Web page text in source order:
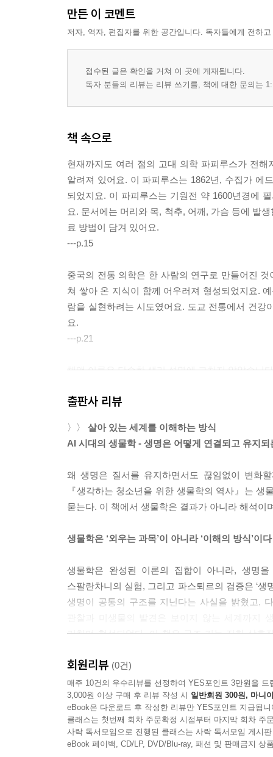
식물 기록의 시작, 점토판과 파피루스 103
신화에서 약으로, 신농씨와 본초의 시작 105
식물학의 아버지, 테오프라스토스 107
이슬람 식물학 112
식물에 이름과 주소를 붙인 클루시우스 116
식물에도 성(性)이 있다 117
생각의 가지 121
6장 곤충 관찰과 발견의 역사 123
경이로움에서 상징으로, 고대 곤충학 125
고대 중국의 곤충학 127
아리스토텔레스의 곤충 연구 129
테오프라스토스와 식물 - 곤충 관계의 관찰 130
유럽을 덮친 흑사병의 생물학 131
근대 곤충학의 탄생 143
파브르, 관찰이 예술이 되다 146
현미경에서 밭으로, 과학이 땅을 만나다 148
생각의 가지 153
7장 세포, 생명의 기본 단위 155
보이지 않던 세계에서 생명의 언어까지 156
세포라는 이름의 탄생 161
생명의 기본 단위, 세포 163
세포 속 또 하나의 세계 166
감각에서 인식으로, 생리학의 탄생 180
뇌, 고대 이집트 사람들은 어떻게 생각했을까? 181
뇌, 고대 그리스 사람들은 어떻게 생각했을까? 182
만든 이 코멘트
저자, 역자, 편집자를 위한 공간입니다. 독자들에게 전하
접수된 글은 확인을 거쳐 이 곳에 게재됩니다.
독자 분들의 리뷰는 리뷰 쓰기를, 책에 대한 문의는
책 속으로
현재까지도 여러 점의 고대 의학 파피루스가 전
알려져 있어요. 이 파피루스는 1862년, 수집가 에
되었지요. 이 파피루스는 기원전 약 1600년경에
요. 문서에는 머리와 목, 척추, 어깨, 가슴 등에 발
료 방법이 담겨 있어요.
---p.15
중국의 전통 의학은 한 사람의 연구로 만들어진
쳐 쌓아 온 지식이 함께 어우러져 형성되었지요.
람을 실현하려는 시도였어요. 도교 전통에서 건
요.
---p.21
체액 이론은 단순한 생리 설명에 그치지 않았습니
려는 일종의 환경의학적 사고였다고 볼 수 있어
으로 이루어졌지요.
---p.33
『의학 정전』은 총 다섯 권으로 구성되어 있어
고, 제2권과 제3권에서는 약물과 개별 질병의 원
다루었으며, 제5권에서는 여러 약재를 조합한 복
‘고대 로마의 의학자 켈수스를 넘어서는 자’라는
지요.
---p.87
못했습니다. 이 혼란 속에서 식물마다 이름과 주
---p.116
이 실험을 통해 레디는 아주 중요한 사실을 밝혀
라는 점이었지요. 또한 유충은 먹이를 직접 먹어
했어요.
출판사 리뷰
〉〉
살아 있는 세계를 이해하는 방식
AI 시대의 생물학 - 생명은 어떻게 연결되고 유지되
왜 생명은 질서를 유지하면서도 끊임없이 변화
『생각하는 청소년을 위한 생물학의 역사』는
묻는다. 이 책에서 생물학은 결과가 아니라 해석
생물학은 ‘외우는 과목’이 아니라 ‘이해의 방식’이다
생물학은 완성된 이론의 집합이 아니라, 생명
스팔란차니의 실험, 그리고 파스퇴르의 검증은 ‘
생명이 공통의 구조를 지닌다는 사실을 밝혔고,
거치며 형성되었다. 이 책은 구조·기능·진화·상
작은 실험실의 질문이 세상을 바꾸다
보이지 않는 존재를 상상하고, 생명의 공통 구
이어졌다. 이 책은 생물학의 역사를 사실의 나
관찰이 어떻게 생명 전체를 바라보는 관점을 바꾸
회원리뷰 (0건)
매주 10건의 우수리뷰를 선정하여 YES포인트 3만원을 드
3,000원 이상 구매 후 리뷰 작성 시 일반회원 300원, 마니
eBook은 다운로드 후 작성한 리뷰만 YES포인트 지급됩니
클래스는 첫번째 회차 주문확정 시점부터 마지막 회차 주
사락 독서모임으로 진행된 클래스는 사락 독서모임 게시
eBook 페이백, CD/LP, DVD/Blu-ray, 패션 및 판매금지 상